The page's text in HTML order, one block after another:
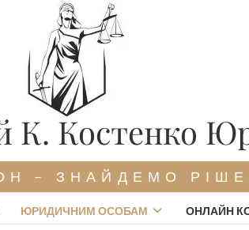
К. Костенко
– ЗНАЙДЕМО
ЮРИДИЧНИМ ОСОБАМ ОНЛАЙН